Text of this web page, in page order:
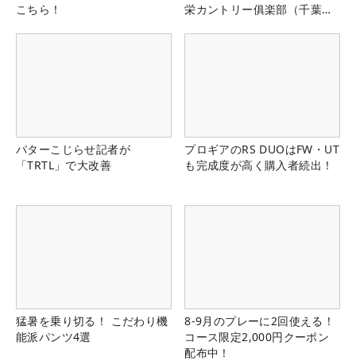
こちら！
栄カントリー俱楽部（千葉
パターこじらせ記者が
「TRTL」で大改善
プロギアのRS DUOはFW・UT
も完成度が高く購入者続出！
猛暑を乗り切る！ こだわり機
能派パンツ4選
8-9月のプレーに2回使える！
コース限定2,000円クーポン
配布中！